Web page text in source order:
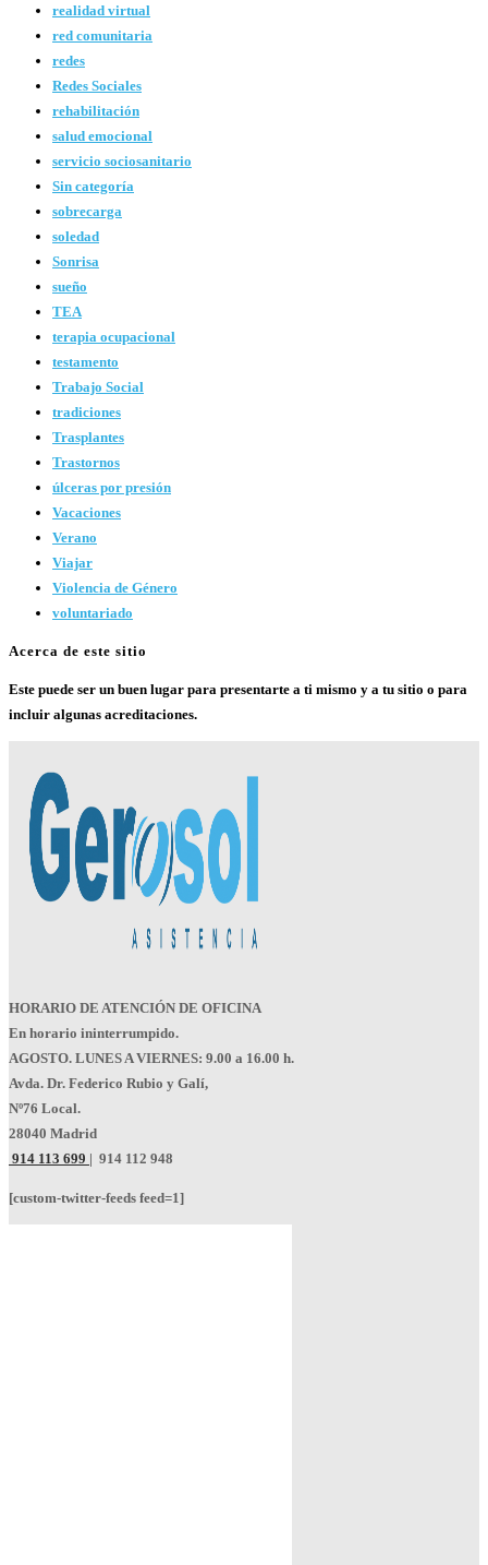
realidad virtual
red comunitaria
redes
Redes Sociales
rehabilitación
salud emocional
servicio sociosanitario
Sin categoría
sobrecarga
soledad
Sonrisa
sueño
TEA
terapia ocupacional
testamento
Trabajo Social
tradiciones
Trasplantes
Trastornos
úlceras por presión
Vacaciones
Verano
Viajar
Violencia de Género
voluntariado
Acerca de este sitio
Este puede ser un buen lugar para presentarte a ti mismo y a tu sitio o para
incluir algunas acreditaciones.
HORARIO DE ATENCIÓN DE OFICINA
En horario ininterrumpido.
AGOSTO. LUNES A VIERNES: 9.00 a 16.00 h.
Avda. Dr. Federico Rubio y Galí,
Nº76 Local.
28040 Madrid
914 113 699 | 914 112 948
[custom-twitter-feeds feed=1]